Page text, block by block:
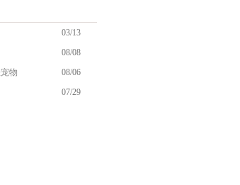
03/13
08/08
物
08/06
07/29